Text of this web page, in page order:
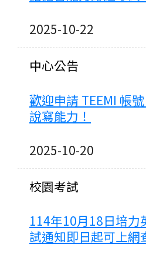
2025-10-22
中心公告
歡迎申請 TEEMI 帳
說寫能力！
2025-10-20
校園考試
114年10月18日培力
試通知即日起可上網